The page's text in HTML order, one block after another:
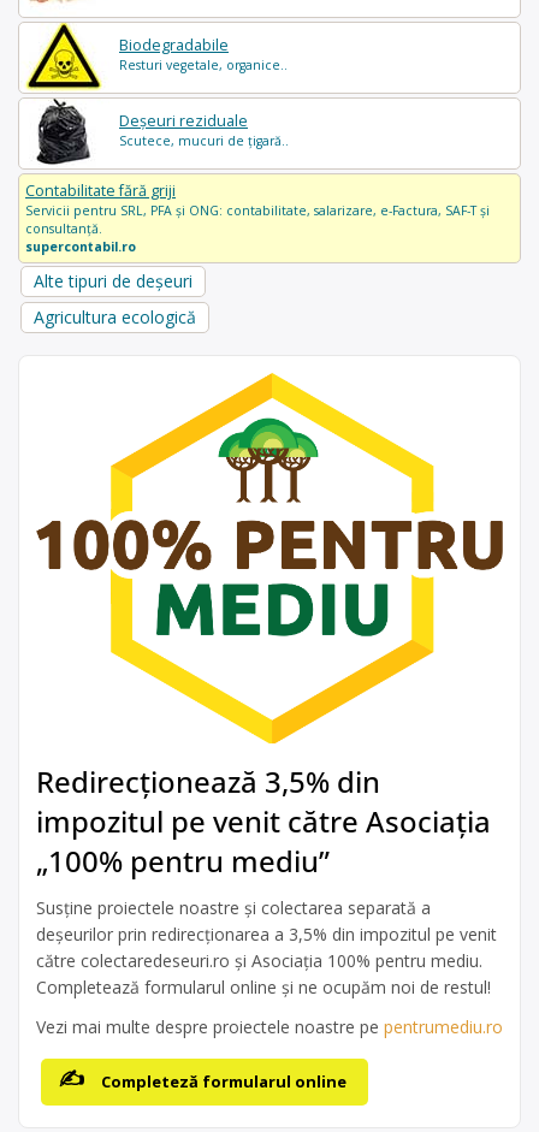
Biodegradabile
Resturi vegetale, organice..
Deșeuri reziduale
Scutece, mucuri de țigară..
Contabilitate fără griji
Servicii pentru SRL, PFA și ONG: contabilitate, salarizare, e-Factura, SAF-T și
consultanță.
supercontabil.ro
Alte tipuri de deșeuri
Agricultura ecologică
Redirecționează 3,5% din
impozitul pe venit către Asociația
„100% pentru mediu”
Susține proiectele noastre și colectarea separată a
deșeurilor prin redirecționarea a 3,5% din impozitul pe venit
către colectaredeseuri.ro și Asociația 100% pentru mediu.
Completează formularul online și ne ocupăm noi de restul!
Vezi mai multe despre proiectele noastre pe pentrumediu.ro
Completeză formularul online